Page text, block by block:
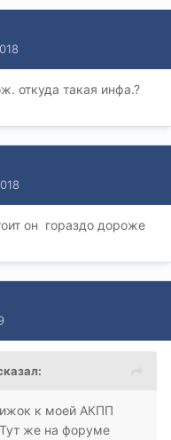
откуда такая инфа.?
он гораздо дороже
к моей АКПП
же на форуме